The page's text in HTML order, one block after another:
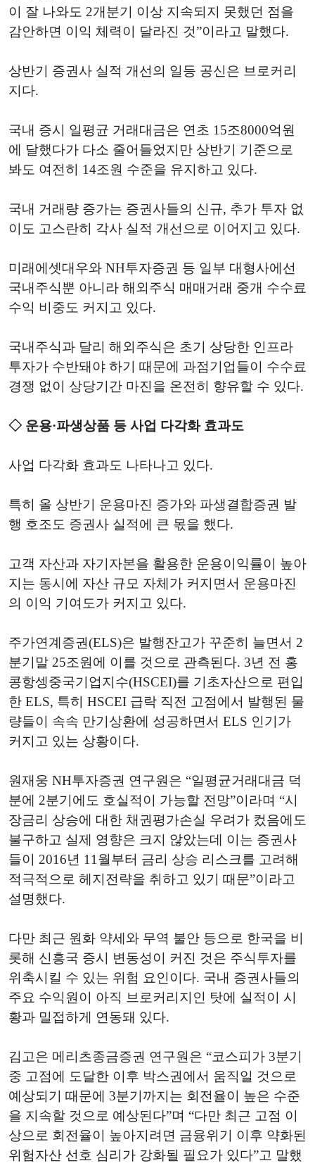
이 잘 나와도 2개분기 이상 지속되지 못했던 점을
감안하면 이익 체력이 달라진 것”이라고 말했다.
상반기 증권사 실적 개선의 일등 공신은 브로커리
지다.
국내 증시 일평균 거래대금은 연초 15조8000억원
에 달했다가 다소 줄어들었지만 상반기 기준으로
봐도 여전히 14조원 수준을 유지하고 있다.
국내 거래량 증가는 증권사들의 신규, 추가 투자 없
이도 고스란히 각사 실적 개선으로 이어지고 있다.
미래에셋대우와 NH투자증권 등 일부 대형사에선
국내주식뿐 아니라 해외주식 매매거래 중개 수수료
수익 비중도 커지고 있다.
국내주식과 달리 해외주식은 초기 상당한 인프라
투자가 수반돼야 하기 때문에 과점기업들이 수수료
경쟁 없이 상당기간 마진을 온전히 향유할 수 있다.
◇ 운용·파생상품 등 사업 다각화 효과도
사업 다각화 효과도 나타나고 있다.
특히 올 상반기 운용마진 증가와 파생결합증권 발
행 호조도 증권사 실적에 큰 몫을 했다.
고객 자산과 자기자본을 활용한 운용이익률이 높아
지는 동시에 자산 규모 자체가 커지면서 운용마진
의 이익 기여도가 커지고 있다.
주가연계증권(ELS)은 발행잔고가 꾸준히 늘면서 2
분기말 25조원에 이를 것으로 관측된다. 3년 전 홍
콩항셍중국기업지수(HSCEI)를 기초자산으로 편입
한 ELS, 특히 HSCEI 급락 직전 고점에서 발행된 물
량들이 속속 만기상환에 성공하면서 ELS 인기가
커지고 있는 상황이다.
원재웅 NH투자증권 연구원은 “일평균거래대금 덕
분에 2분기에도 호실적이 가능할 전망”이라며 “시
장금리 상승에 대한 채권평가손실 우려가 컸음에도
불구하고 실제 영향은 크지 않았는데 이는 증권사
들이 2016년 11월부터 금리 상승 리스크를 고려해
적극적으로 헤지전략을 취하고 있기 때문”이라고
설명했다.
다만 최근 원화 약세와 무역 불안 등으로 한국을 비
롯해 신흥국 증시 변동성이 커진 것은 주식투자를
위축시킬 수 있는 위험 요인이다. 국내 증권사들의
주요 수익원이 아직 브로커리지인 탓에 실적이 시
황과 밀접하게 연동돼 있다.
김고은 메리츠종금증권 연구원은 “코스피가 3분기
중 고점에 도달한 이후 박스권에서 움직일 것으로
예상되기 때문에 3분기까지는 회전율이 높은 수준
을 지속할 것으로 예상된다”며 “다만 최근 고점 이
상으로 회전율이 높아지려면 금융위기 이후 약화된
위험자산 선호 심리가 강화될 필요가 있다”고 말했